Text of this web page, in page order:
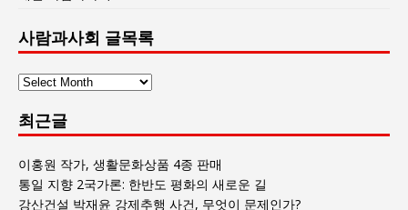
사람과사회 글목록
사
과
사
회
글
목
최근글
이홍원 작가, 생활문화상품 4종 판매
통일 지향 2국가론: 한반도 평화의 새로운 길
강산건설 박재윤 강제추행 사건, 무엇이 문제인가?